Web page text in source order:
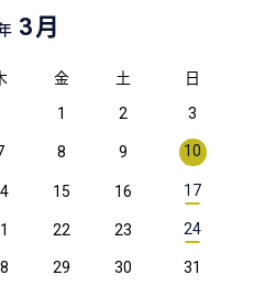
3月
金 土 日
1 2 3
8 9 10
15 16 17
22 23 24
29 30 31